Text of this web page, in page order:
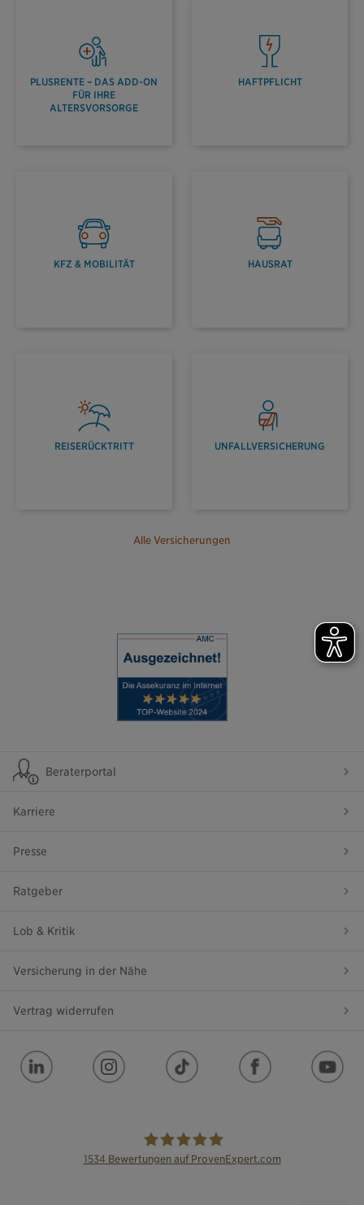
Alle Versicherungen
PLUSRENTE – DAS ADD-ON
FÜR IHRE
ALTERSVORSORGE
HAFTPFLICHT
KFZ & MOBILITÄT HAUSRAT
REISERÜCKTRITT UNFALLVERSICHERUNG
Beraterportal
Karriere
Presse
Ratgeber
Lob & Kritik
Versicherung in der Nähe
Vertrag widerrufen
1534 Bewertungen auf ProvenExpert.com